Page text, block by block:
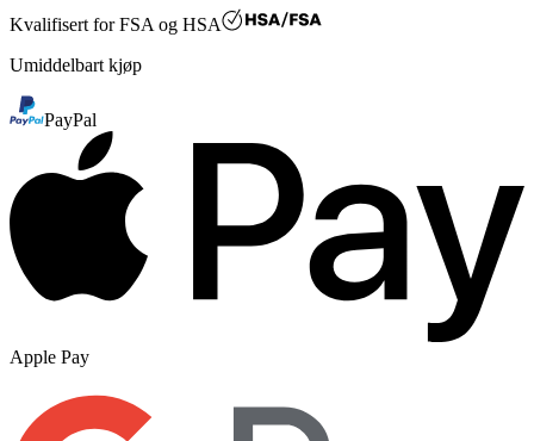
Kvalifisert forFSA og HSA
Umiddelbart kjøp
PayPal
Apple Pay